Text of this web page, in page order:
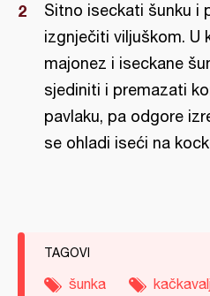
Sitno iseckati šunku i
izgnječiti viljuškom. U
majonez i iseckane
sjediniti i premazati
pavlaku, pa odgore
se ohladi iseći na
TAGOVI
šunka kačkavalj